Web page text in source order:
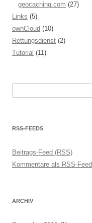
geocaching.com (27)
Links (5)
ownCloud (10)
Rettungsdienst (2)
Tutorial (11)
RSS-FEEDS
Beitrags-Feed (RSS)
Kommentare als RSS-Feed
ARCHIV